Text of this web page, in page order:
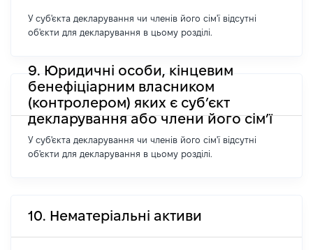
У суб'єкта декларування чи членів його сім'ї відсутні
об'єкти для декларування в цьому розділі.
9. Юридичні особи, кінцевим
бенефіціарним власником
(контролером) яких є суб’єкт
декларування або члени його сім’ї
У суб'єкта декларування чи членів його сім'ї відсутні
об'єкти для декларування в цьому розділі.
10. Нематеріальні активи